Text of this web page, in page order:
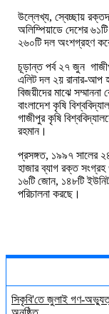
উল্লেখ্য, স্বেচ্ছায়
অলিম্পিয়াডে দেশের
২৬০টি দল অংশগ্রহণ
চূড়ান্ত পর্ব ২৭ জুন
এলিট দল ২য় রানার-আপ
বিজয়ীদের মাঝে
বাংলাদেশ কৃষি
গাজীপুর কৃষি
রহমান।
প্রসঙ্গত, ১৯৯৭ সালের
হাজার ব্যাগ রক্ত সংগ্রহ
১৬টি জোন, ১৪৮টি ইউনিট
পরিচালনা করছে।
সিকৃবি'তে জুলাই গণ-